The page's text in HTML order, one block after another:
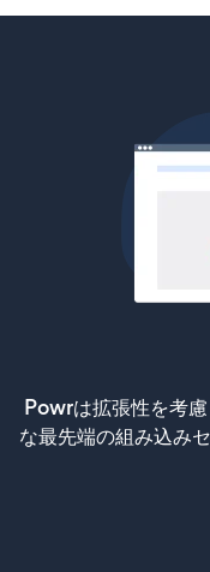
Powrは拡張性を考
な最先端の組み込み